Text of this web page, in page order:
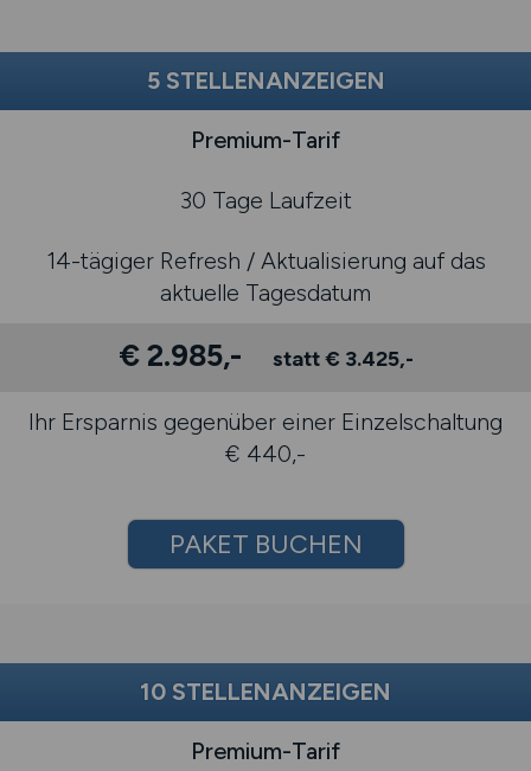
5 STELLENANZEIGEN
Premium-Tarif
30 Tage Laufzeit
14-tägiger Refresh / Aktualisierung auf das
aktuelle Tagesdatum
€ 2.985,- statt € 3.425,-
Ihr Ersparnis gegenüber einer Einzelschaltung
€ 440,-
PAKET BUCHEN
10 STELLENANZEIGEN
Premium-Tarif